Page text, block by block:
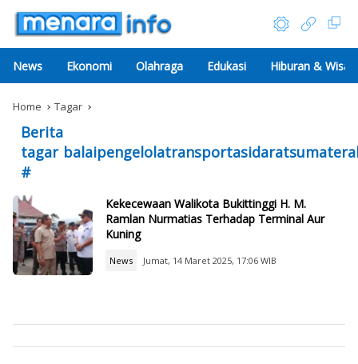
News Ekonomi Olahraga Edukasi Hiburan &
Home Tagar
Berita
tagar
#
Kekecewaan Walikota Bukittinggi H. M.
Ramlan Nurmatias Terhadap Terminal Aur
Kuning
News Jumat, 14 Maret 2025, 17:06 WIB